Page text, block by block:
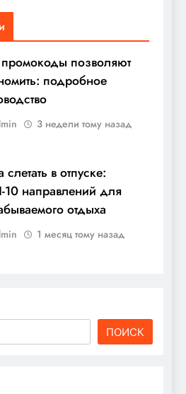
позволяют
подробное
3 недели тому назад
слетать в отпуске:
направлений для
отдыха
1 месяц тому назад
ПОИСК